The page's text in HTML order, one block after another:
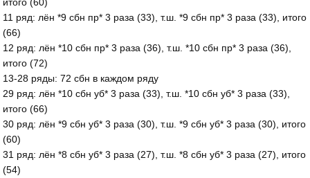
11 ряд: лён *9 сбн пр* 3 раза (33), т.ш. *9 сбн пр* 3 раза (33), итого
(66)
12 ряд: лён *10 сбн пр* 3 раза (36), т.ш. *10 сбн пр* 3 раза (36),
итого (72)
13-28 ряды: 72 сбн в каждом ряду
29 ряд: лён *10 сбн уб* 3 раза (33), т.ш. *10 сбн уб* 3 раза (33),
итого (66)
30 ряд: лён *9 сбн уб* 3 раза (30), т.ш. *9 сбн уб* 3 раза (30), итого
(60)
31 ряд: лён *8 сбн уб* 3 раза (27), т.ш. *8 сбн уб* 3 раза (27), итого
(54)